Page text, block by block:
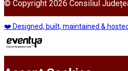
© Copyright 2026 Consiliul
❤️ Designed, built, maintained &